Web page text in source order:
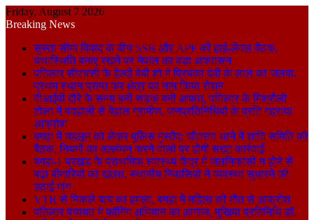
Friday, August 7 2026
Breaking News
सुस्ता सीमा विवाद के बीच SSB और APF की हाई-लेवल बैठक,
यथास्थिति बनाए रखने पर नेपाल का बड़ा आश्वासन
पतिलार सीएचसी के हेल्दी बेबी शो में प्रियंका देवी के लाल का जलवा,
प्रथम स्थान प्राप्त कर क्षेत्र का नाम किया रोशन
वीआईपी दौरे के समय बनी सड़क बनी आफत, पतिलार के मिश्रौली
टोला में बदहाली से बेहाल ग्रामीण, जनप्रतिनिधियों के प्रति गहराया
आक्रोश
बगहा में चहलूम को लेकर पुलिस मुस्तैद: चौतरवा थाने में शांति समिति की
बैठक, नियमों का उल्लंघन करने वालों पर होगी सख्त कार्रवाई
बगहा-1 प्रखंड के प्राथमिक स्वास्थ्य केंद्र में जलनिकासी न होने से
बढ़ा बीमारियों का खतरा, स्थानीय निवासियों ने व्यवस्था सुधारने की
उठाई मांग।
VTR से निकले बाघ का हमला, बगहा में महिला की मौत से आक्रोश
पतिलार पंचायत में फॉगिंग अभियान का आगाज, मुखिया प्रतिनिधि डॉ.